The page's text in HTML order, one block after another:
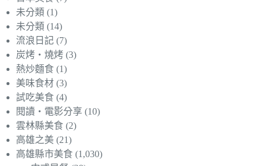
未分類 (1)
未分類 (14)
流浪日記 (7)
炭烤‧燒烤 (3)
熱炒麵食 (1)
美味食材 (3)
試吃美食 (4)
閱讀‧電影分享 (10)
雲林縣美食 (2)
高雄之美 (21)
高雄縣市美食 (1,030)